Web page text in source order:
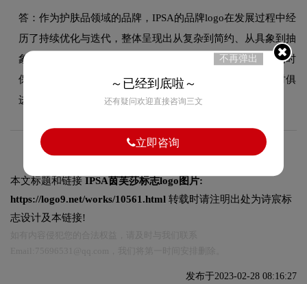
答：作为护肤品领域的品牌，IPSA的品牌logo在发展过程中经
历了持续优化与迭代，整体呈现出从复杂到简约、从具象到抽
象的现代化演变趋势。每一次更新都紧跟时代审美潮流，同时
保持品牌核心识别元素的延续性，使品牌视觉形象始终与时俱
进，历久弥新。
本文标题和链接 IPSA茵芙莎标志logo图片:
https://logo9.net/works/10561.html 转载时请注明出处为诗宸标
志设计及本链接!
发布于2023-02-28 08:16:27
不再弹出
～已经到底啦～
还有疑问欢迎直接咨询三文
立即咨询